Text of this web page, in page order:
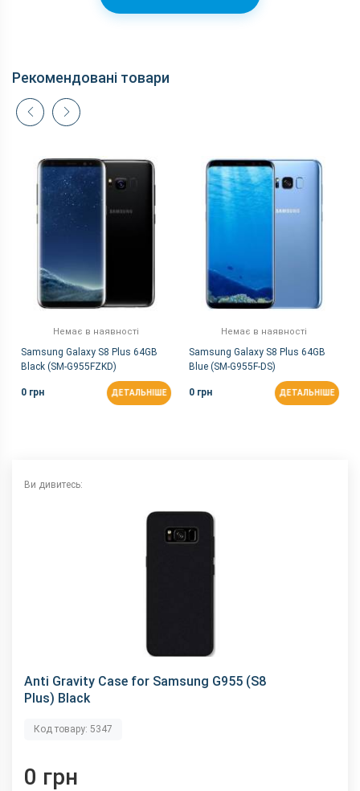
Рекомендовані товари
Немає в наявності
Samsung Galaxy S8 Plus 64GB
Black (SM-G955FZKD)
0 грн ДЕТАЛЬНІШЕ
Немає в наявності
Samsung Galaxy S8 Plus 64GB
Blue (SM-G955F-DS)
0 грн ДЕТАЛЬНІШЕ
Ви дивитесь:
Anti Gravity Case for Samsung G955 (S8
Plus) Black
Код товару: 5347
0 грн